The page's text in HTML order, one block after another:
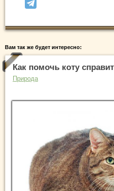
Вам так же будет интересно:
Как помочь коту
Природа